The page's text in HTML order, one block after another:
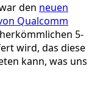
den neuen
Qualcomm
5-
wird, das diese
kann, was uns